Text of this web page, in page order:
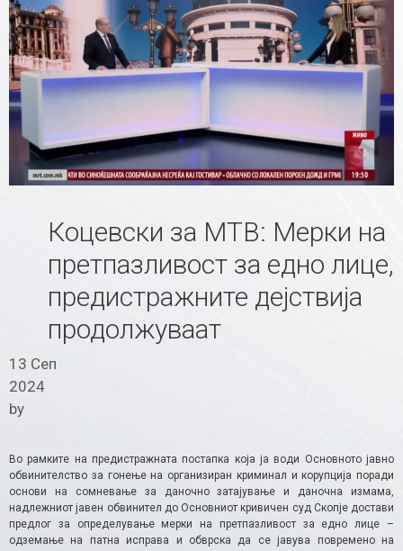
Коцевски за МТВ: Мерки на
претпазливост за едно лице,
предистражните дејствија
продолжуваат
13 Сеп
2024
by
Во рамките на предистражната постапка која ја води Основното јавно
обвинителство за гонење на организиран криминал и корупција поради
основи на сомневање за даночно затајување и даночна измама,
надлежниот јавен обвинител до Основниот кривичен суд Скопје достави
предлог за определување мерки на претпазливост за едно лице –
одземање на патна исправа и обврска да се јавува повремено на